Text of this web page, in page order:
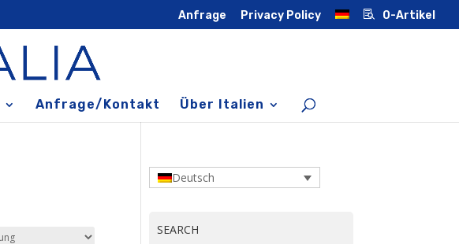
Anfrage Privacy Policy 0-Artikel
Anfrage/Kontakt Über Italien
Deutsch
SEARCH